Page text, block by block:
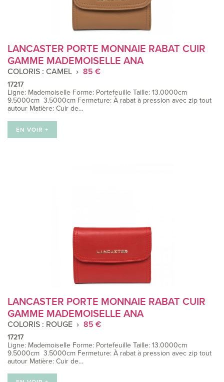
LANCASTER PORTE MONNAIE RABAT CUIR
GAMME MADEMOISELLE ANA
COLORIS : CAMEL 85 €
17217
Ligne: Mademoiselle Forme: Portefeuille Taille: 13.0000cm
9.5000cm 3.5000cm Fermeture: À rabat à pression avec zip tout
autour Matière: Cuir de…
EN VOIR +
LANCASTER PORTE MONNAIE RABAT CUIR
GAMME MADEMOISELLE ANA
COLORIS : ROUGE 85 €
17217
Ligne: Mademoiselle Forme: Portefeuille Taille: 13.0000cm
9.5000cm 3.5000cm Fermeture: À rabat à pression avec zip tout
autour Matière: Cuir de…